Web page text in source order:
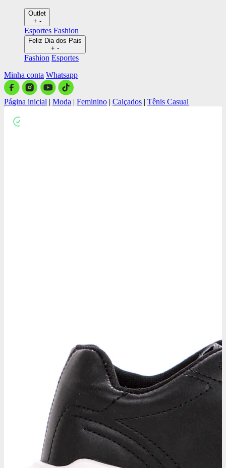
Outlet
+ -
Esportes Fashion
Feliz Dia dos Pais
+ -
Fashion Esportes
Minha conta Whatsapp
Página inicial | Moda | Feminino | Calçados | Tênis Casual